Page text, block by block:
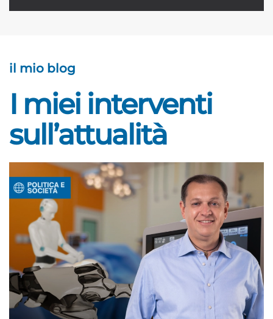
il mio blog
I miei interventi
sull’attualità